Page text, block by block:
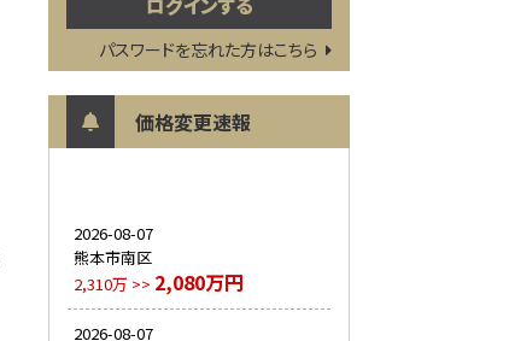
パスワードを忘れた方はこちら
価格変更速報
2026-08-07
熊本市南区
2,310万 >> 2,080万円
2026-08-07